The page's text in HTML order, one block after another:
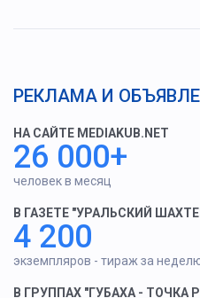
РЕКЛАМА И
НА САЙТЕ MEDIAKUB.NET
26 000+
человек в месяц
В ГАЗЕТЕ "УРАЛЬСКИЙ
4 200
экземпляров - тираж за
В ГРУППАХ "ГУБАХА -